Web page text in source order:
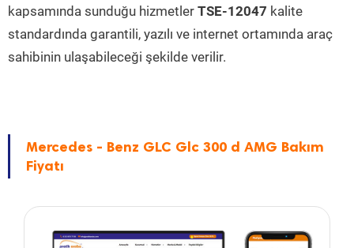
kapsamında sunduğu hizmetler TSE-12047 kalite
standardında garantili, yazılı ve internet ortamında araç
sahibinin ulaşabileceği şekilde verilir.
Mercedes - Benz GLC Glc 300 d AMG Bakım
Fiyatı